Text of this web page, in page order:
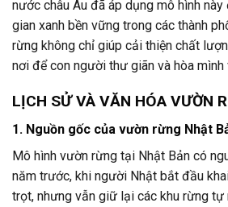
nước châu Âu đã áp dụng mô hình
gian xanh bền vững trong các thành
rừng không chỉ giúp cải thiện chất
nơi để con người thư giãn và hòa mình
LỊCH SỬ VÀ VĂN HÓA VƯỜN
1. Nguồn gốc của vườn rừng Nhật
Mô hình vườn rừng tại Nhật Bản có
năm trước, khi người Nhật bắt đầu
trọt, nhưng vẫn giữ lại các khu rừng tự